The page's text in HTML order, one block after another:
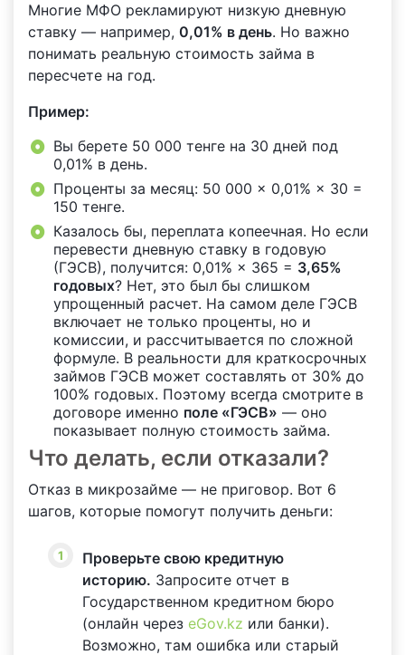
Многие МФО рекламируют низкую дневную
ставку — например, 0,01% в день. Но важно
понимать реальную стоимость займа в
пересчете на год.
Пример:
Вы берете 50 000 тенге на 30 дней под
0,01% в день.
Проценты за месяц: 50 000 × 0,01% × 30 =
150 тенге.
Казалось бы, переплата копеечная. Но если
перевести дневную ставку в годовую
(ГЭСВ), получится: 0,01% × 365 = 3,65%
годовых? Нет, это был бы слишком
упрощенный расчет. На самом деле ГЭСВ
включает не только проценты, но и
комиссии, и рассчитывается по сложной
формуле. В реальности для краткосрочных
займов ГЭСВ может составлять от 30% до
100% годовых. Поэтому всегда смотрите в
договоре именно поле «ГЭСВ» — оно
показывает полную стоимость займа.
Что делать, если отказали?
Отказ в микрозайме — не приговор. Вот 6
шагов, которые помогут получить деньги:
Проверьте свою кредитную
историю. Запросите отчет в
Государственном кредитном бюро
(онлайн через eGov.kz или банки).
Возможно, там ошибка или старый